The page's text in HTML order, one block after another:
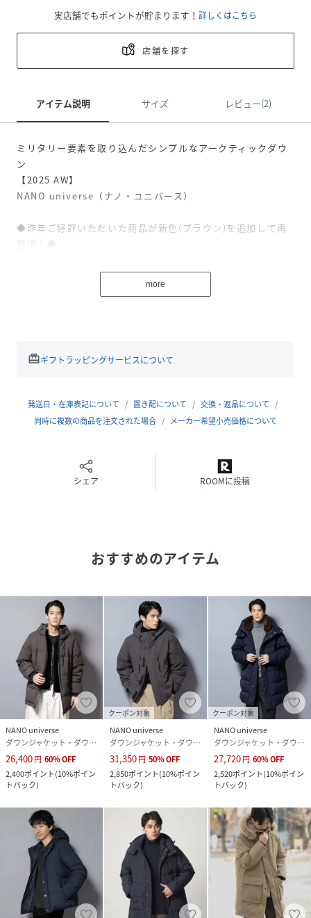
実店舗でもポイントが貯まります！ 詳しくはこちら
店舗を探す
アイテム説明 サイズ レビュー(2)
ミリタリー要素を取り込んだシンプルなアークティックダウ
ン
【2025 AW】
NANO universe（ナノ・ユニバース）
◆昨年ご好評いただいた商品が新色(ブラウン)を追加して再
登場！◆
N-3Bなどのミリタリー要素をベースにブラッシュアップされ
・ヒップが隠れる丈感
・ステッチ無しのスタイリッシュな見た目
・幅広いスタイリングに適応するマットな質感
・ご家庭での洗濯禁止
クを使用
・かさ高性に富んだ良質な羽毛
・丁寧に洗浄/加湿/乾燥/選別した独自のフレッシュアップ加
工(R)
・高い保温性に加え抗菌加工も施されており、安全・清潔で
快適に着用可能
・今季より採用したファインバブル活性水でさらに綺麗な羽
毛に
■コーディネート
・ワントーンで統一し、シンプルなスタイリングがおすすめ
・スリムからワイドまで幅広いパンツのシルエットと好相性
◎
■シリーズ
・6685214202 「西川ダウン(R)」SOLOTEXダウン
・6685214203 「西川ダウン(R)」SOLOTEXショートダウ
・6685214204 「西川ダウン(R)」フェイクファーカラーサ
ージロングダウン
・6685214205 「西川ダウン(R)」ボアカラーサージショー
more
redeemギフトラッピングサービスについて
発送日・在庫表記について 置き配について
交換・返品について
同時に複数の商品を注文された場合
メーカー希望小売価格について
シェア ROOMに投稿
おすすめのアイテム
NANO universe
ダウンジャケット・ダウンベスト
26,400円 60%OFF
2,400ポイント(10%ポイン
トバック)
クーポン対象
NANO universe
ダウンジャケット・ダウンベスト
31,350円 50%OFF
2,850ポイント(10%ポイン
トバック)
クーポン対象
NANO universe
ダウンジャケット・ダウンベスト
27,720円 60%OFF
2,520ポイント(10%ポイン
トバック)